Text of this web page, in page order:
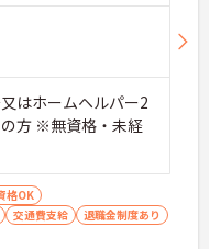
はホームヘルパー2
方 ※無資格・未経
格OK
交通費支給 退職金制度あり